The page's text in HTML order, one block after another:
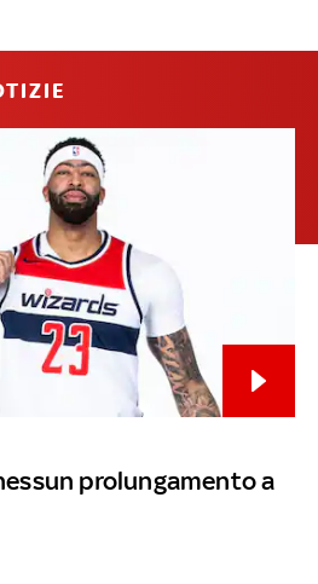
prolungamento a